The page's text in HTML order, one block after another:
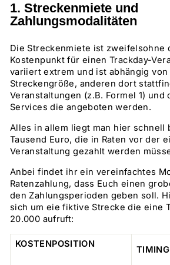
1. Streckenmiete und
Zahlungsmodalitäten
Die Streckenmiete ist zweifelsohne
Kostenpunkt für einen Trackday-
variiert extrem und ist abhängig von
Streckengröße, anderen dort
Veranstaltungen (z.B. Formel 1) und
Services die angeboten werden.
Alles in allem liegt man hier schnell
Tausend Euro, die in Raten vor der
Veranstaltung gezahlt werden
Anbei findet ihr ein vereinfachtes
Ratenzahlung, dass Euch einen
den Zahlungsperioden geben soll.
sich um eie fiktive Strecke die eine
20.000 aufruft:
KOSTENPOSITION
TIMING